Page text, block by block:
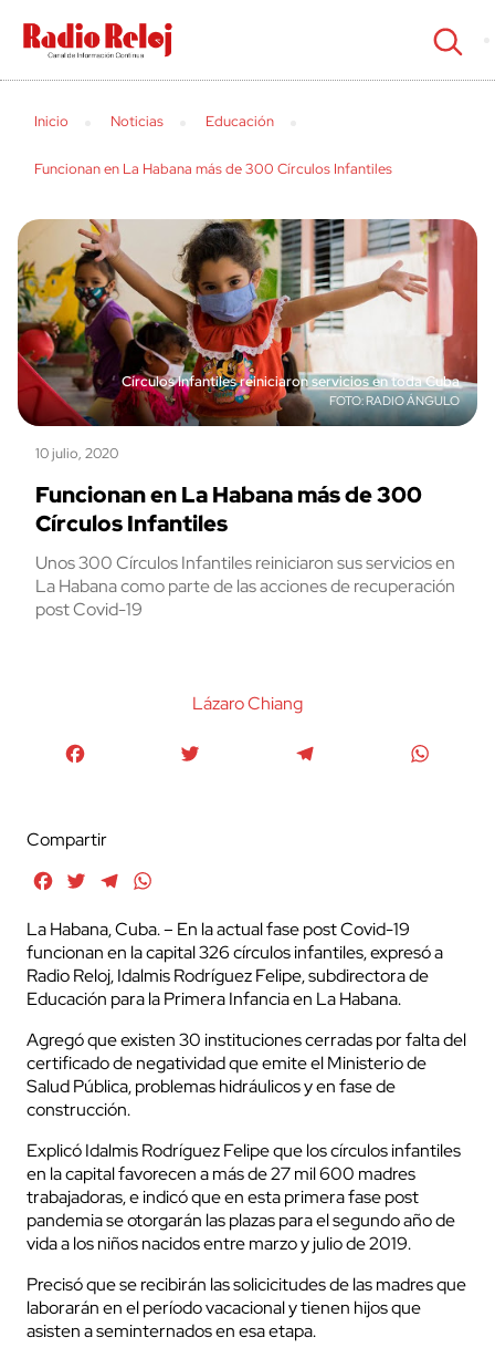
cerrar
Inicio Noticias Educación
Funcionan en La Habana más de 300 Círculos Infantiles
Círculos Infantiles reiniciaron servicios en toda Cuba
RADIO ÁNGULO
10 julio, 2020
Funcionan en La Habana más de 300
Círculos Infantiles
Unos 300 Círculos Infantiles reiniciaron sus servicios en
La Habana como parte de las acciones de recuperación
post Covid-19
Lázaro Chiang
Compartir
FacebookTwitterTelegram
La Habana, Cuba. – En la actual fase post Covid-19
funcionan en la capital 326 círculos infantiles, expresó a
Radio Reloj, Idalmis Rodríguez Felipe, subdirectora de
Educación para la Primera Infancia en La Habana.
Agregó que existen 30 instituciones cerradas por falta del
certificado de negatividad que emite el Ministerio de
Salud Pública, problemas hidráulicos y en fase de
construcción.
Explicó Idalmis Rodríguez Felipe que los círculos infantiles
en la capital favorecen a más de 27 mil 600 madres
trabajadoras, e indicó que en esta primera fase post
pandemia se otorgarán las plazas para el segundo año de
vida a los niños nacidos entre marzo y julio de 2019.
Precisó que se recibirán las solicicitudes de las madres que
laborarán en el período vacacional y tienen hijos que
asisten a seminternados en esa etapa.